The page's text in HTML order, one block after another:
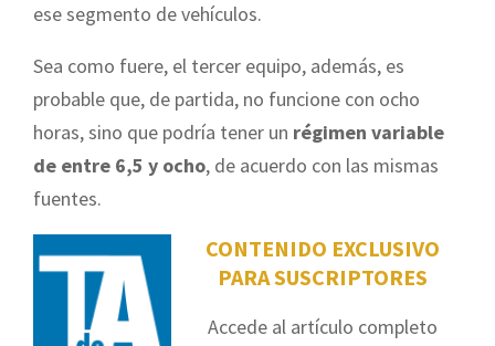
ese segmento de vehículos.
Sea como fuere, el tercer equipo, además, es
probable que, de partida, no funcione con ocho
horas, sino que podría tener un régimen variable
de entre 6,5 y ocho, de acuerdo con las mismas
fuentes.
CONTENIDO EXCLUSIVO
PARA SUSCRIPTORES
Accede al artículo completo